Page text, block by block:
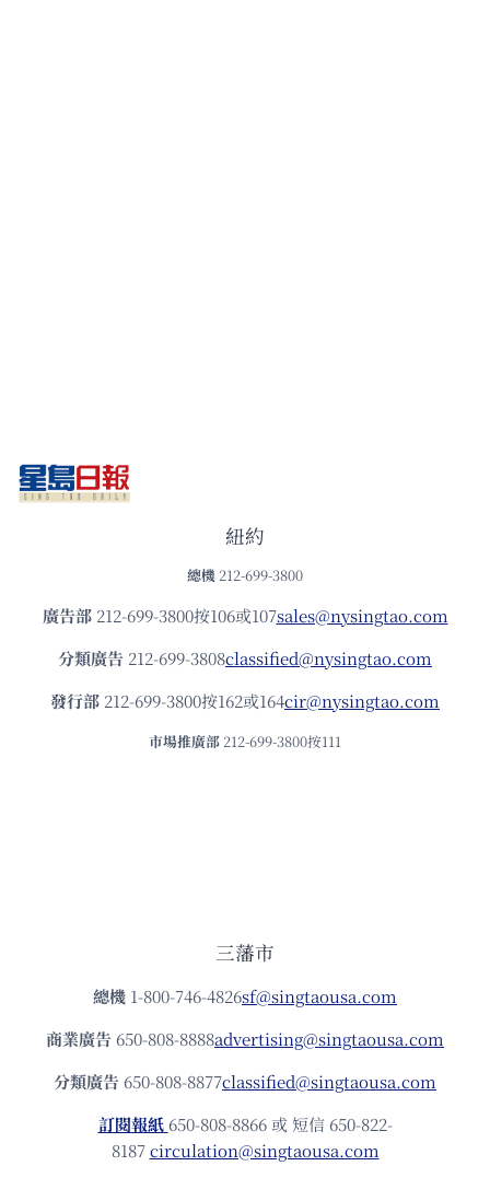
紐約
總機 212-699-3800
廣告部212-699-3800按106或107sales@nysingtao.com
分類廣告 212-699-3808classified@nysingtao.com
發⾏部 212-699-3800按162或164cir@nysingtao.com
市場推廣部 212-699-3800按111
三藩市
總機 1-800-746-4826sf@singtaousa.com
商業廣告 650-808-8888advertising@singtaousa.com
分類廣告 650-808-8877classified@singtaousa.com
訂閱報紙 650-808-8866 或 短信 650-822-
8187circulation@singtaousa.com